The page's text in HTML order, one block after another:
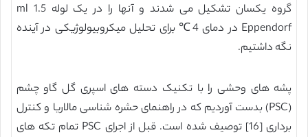
گروه یکسان تشکیل می شدند و آنها را در یک لوله 1.5 ml
Eppendorf در دمای 4℃ برای تحلیل میکروبیولوژیکی در آینده
نگه داشتیم.
پشه های وحشی را با تکنیک دسته های اسپری گل گاو چشم
(PSC) بدست آوردیم که در راهنمای حشره شناسی مالاریا و کنترل
برداری [16] توصیف شده است. قبل از اجرای PSC تمام تکه های